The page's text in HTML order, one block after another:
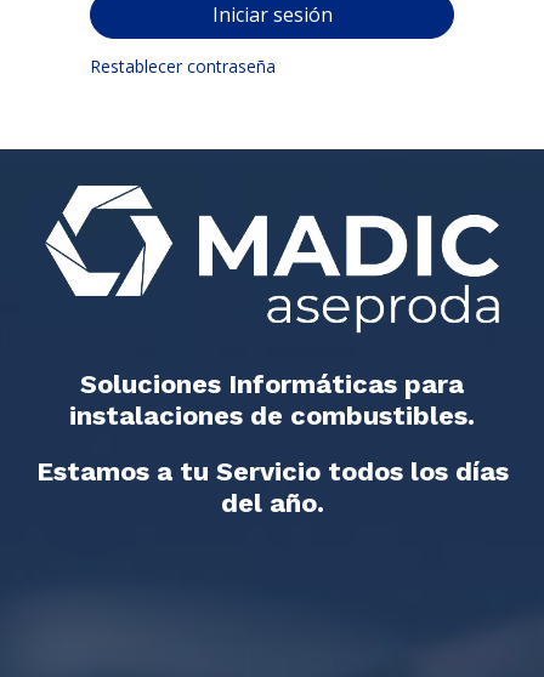
Iniciar sesión
Restablecer contraseña
Soluciones Informáticas para
instalaciones de combustibles.
Estamos a tu Servicio todos los días
del año.